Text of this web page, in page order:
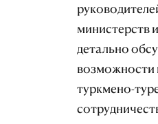
министерств
детально
возможности
туркмено-